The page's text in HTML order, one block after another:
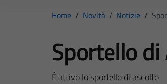
Home / Novità / Notizie /
Sportello
È attivo lo sportello di ascolto